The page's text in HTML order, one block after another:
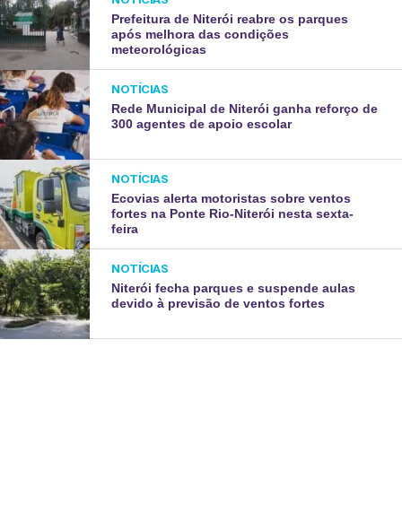
Prefeitura de Niterói reabre os parques
após melhora das condições
meteorológicas
NOTÍCIAS
Rede Municipal de Niterói ganha reforço de
300 agentes de apoio escolar
NOTÍCIAS
Ecovias alerta motoristas sobre ventos
fortes na Ponte Rio-Niterói nesta sexta-
feira
NOTÍCIAS
Niterói fecha parques e suspende aulas
devido à previsão de ventos fortes